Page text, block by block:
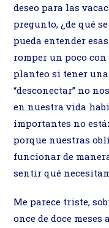
deseo para las
pregunto, ¿de qué
pueda entender
romper un poco
planteo si tener
“desconectar” no
en nuestra vida
importantes no
porque nuestras
funcionar de
sentir qué
Me parece triste,
once de doce